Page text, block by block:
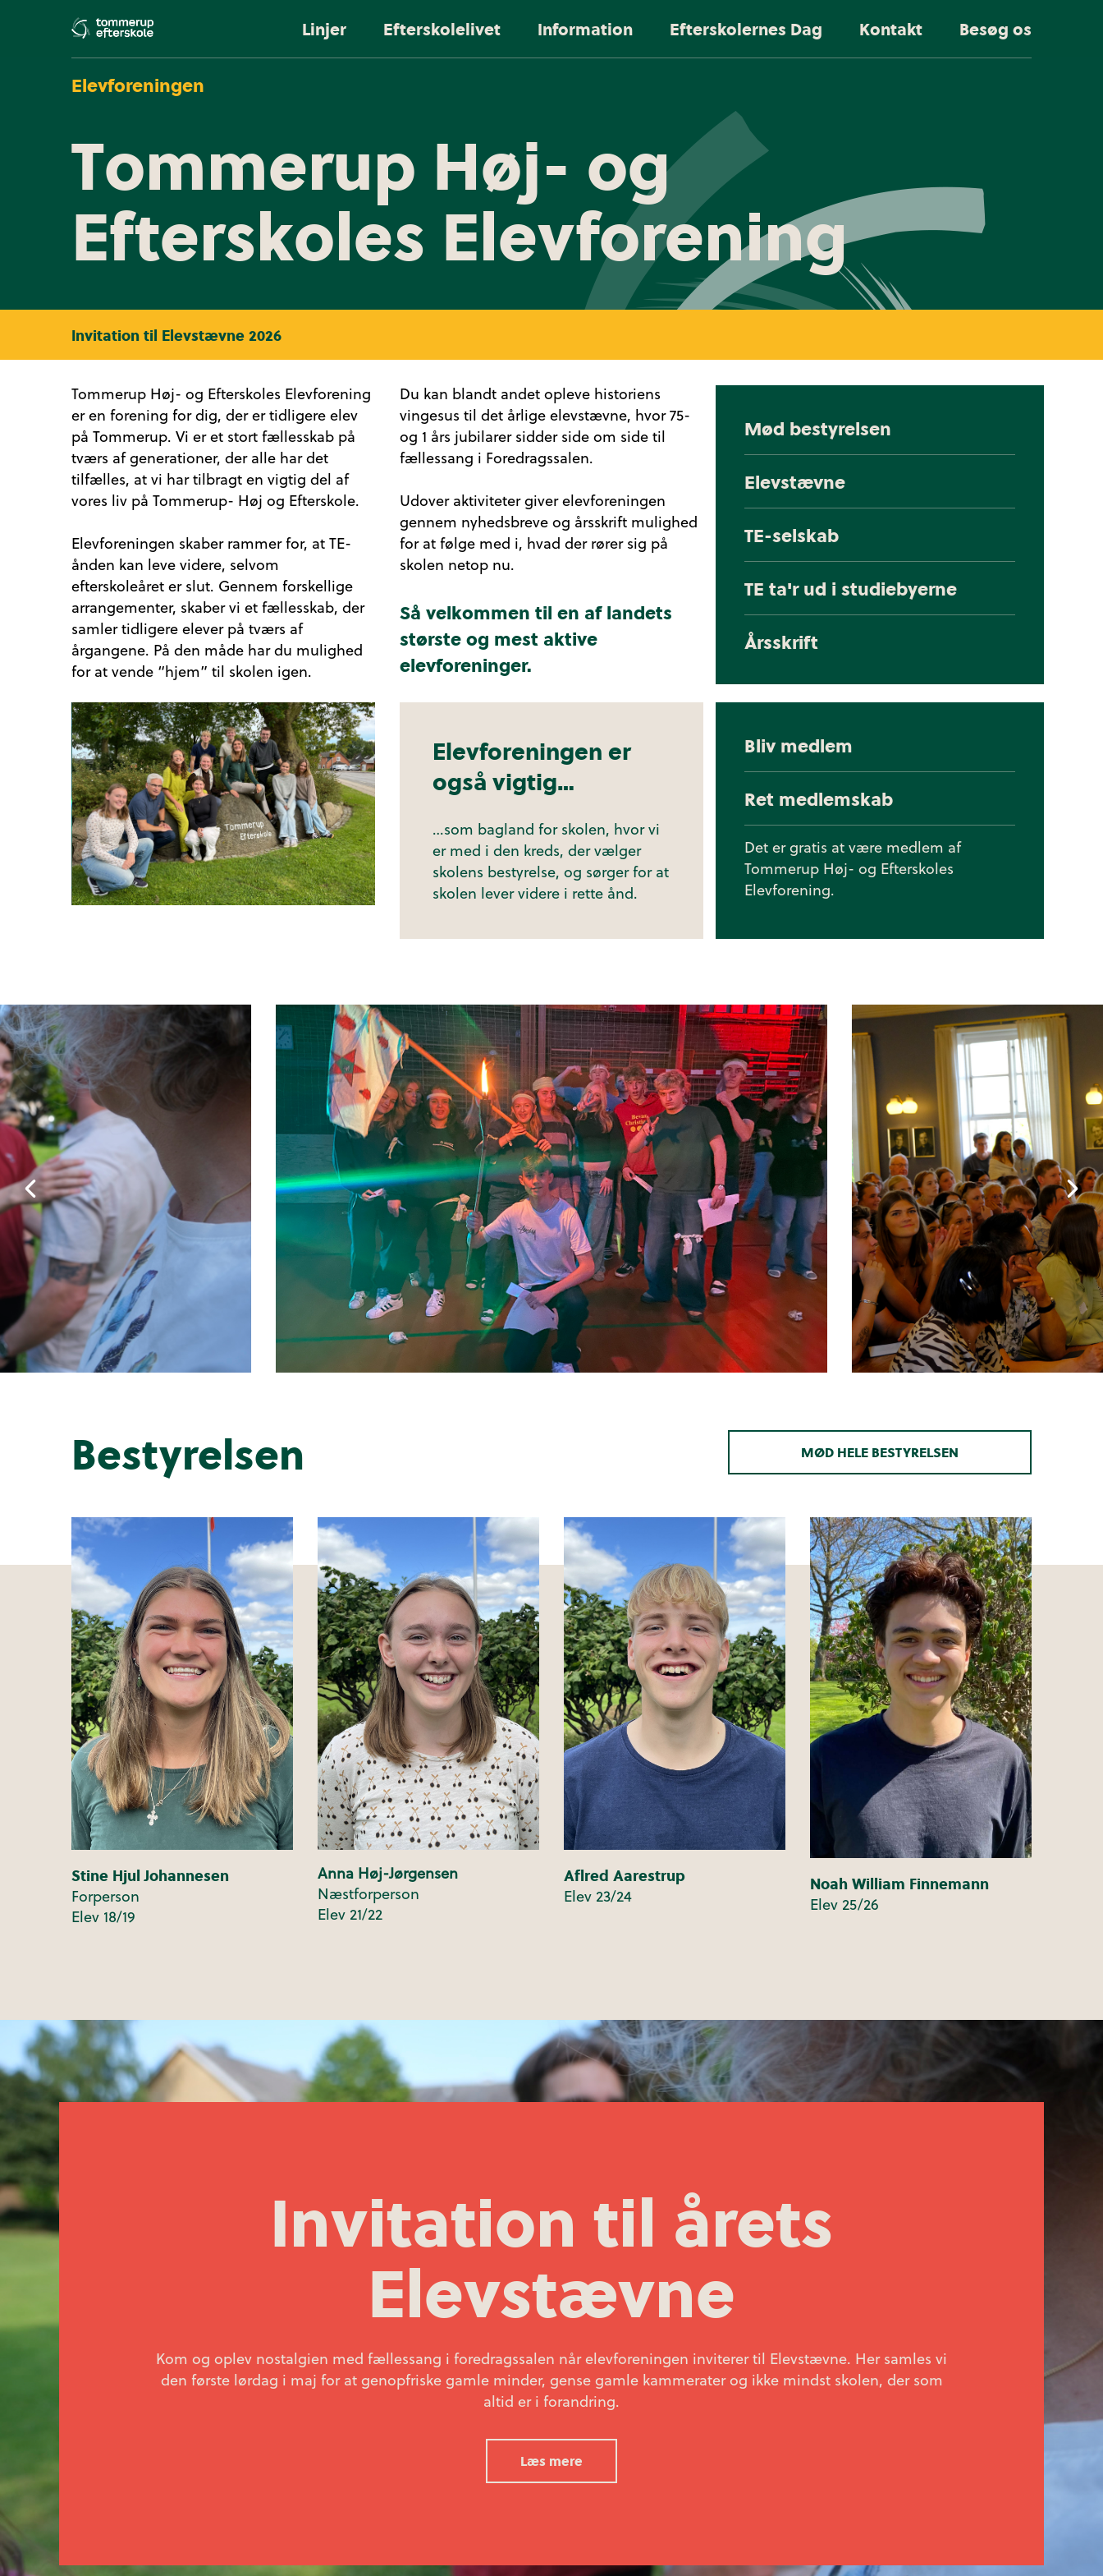
Linjer Efterskolelivet Information Efterskolernes Dag Kontakt Besøg os
Elevforeningen
Tommerup Høj- og
Efterskoles Elevforening
Invitation til Elevstævne 2026
Tommerup Høj- og Efterskoles Elevforening
er en forening for dig, der er tidligere elev
på Tommerup. Vi er et stort fællesskab på
tværs af generationer, der alle har det
tilfælles, at vi har tilbragt en vigtig del af
vores liv på Tommerup- Høj og Efterskole.
Elevforeningen skaber rammer for, at TE-
ånden kan leve videre, selvom
efterskoleåret er slut. Gennem forskellige
arrangementer, skaber vi et fællesskab, der
samler tidligere elever på tværs af
årgangene. På den måde har du mulighed
for at vende “hjem” til skolen igen.
Du kan blandt andet opleve historiens
vingesus til det årlige elevstævne, hvor 75-
og 1 års jubilarer sidder side om side til
fællessang i Foredragssalen.
Udover aktiviteter giver elevforeningen
gennem nyhedsbreve og årsskrift mulighed
for at følge med i, hvad der rører sig på
skolen netop nu.
Så velkommen til en af landets
største og mest aktive
elevforeninger.
Mød bestyrelsen
Elevstævne
TE-selskab
TE ta'r ud i studiebyerne
Årsskrift
Elevforeningen er
også vigtig…
…som bagland for skolen, hvor vi
er med i den kreds, der vælger
skolens bestyrelse, og sørger for at
skolen lever videre i rette ånd.
Bliv medlem
Ret medlemskab
Det er gratis at være medlem af
Tommerup Høj- og Efterskoles
Elevforening.
Bestyrelsen MØD HELE BESTYRELSEN
Stine Hjul Johannesen
Forperson
Elev 18/19
Anna Høj-Jørgensen
Næstforperson
Elev 21/22
Aflred Aarestrup
Elev 23/24
Noah William Finnemann
Elev 25/26
Invitation til årets
Elevstævne
Kom og oplev nostalgien med fællessang i foredragssalen når elevforeningen inviterer til Elevstævne. Her samles vi
den første lørdag i maj for at genopfriske gamle minder, gense gamle kammerater og ikke mindst skolen, der som
altid er i forandring.
Læs mere